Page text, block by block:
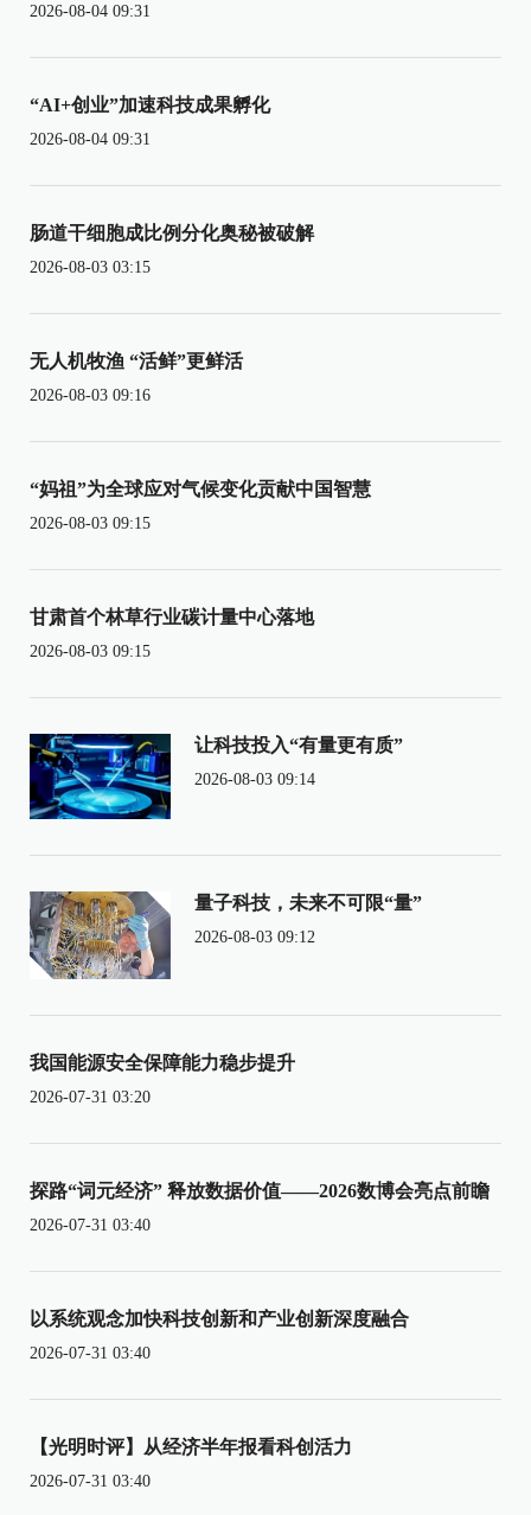
2026-08-04 09:31
“AI+创业”加速科技成果孵化
2026-08-04 09:31
肠道干细胞成比例分化奥秘被破解
2026-08-03 03:15
无人机牧渔 “活鲜”更鲜活
2026-08-03 09:16
“妈祖”为全球应对气候变化贡献中国智慧
2026-08-03 09:15
甘肃首个林草行业碳计量中心落地
2026-08-03 09:15
让科技投入“有量更有质”
2026-08-03 09:14
量子科技，未来不可限“量”
2026-08-03 09:12
我国能源安全保障能力稳步提升
2026-07-31 03:20
探路“词元经济” 释放数据价值——2026数博会亮点前瞻
2026-07-31 03:40
以系统观念加快科技创新和产业创新深度融合
2026-07-31 03:40
【光明时评】从经济半年报看科创活力
2026-07-31 03:40